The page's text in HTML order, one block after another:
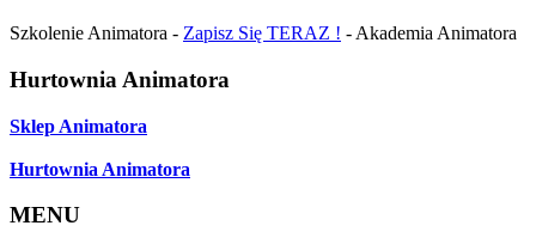
Szkolenie Animatora - Zapisz Się TERAZ ! - Akademia Animatora
Hurtownia Animatora
Sklep Animatora
Hurtownia Animatora
MENU